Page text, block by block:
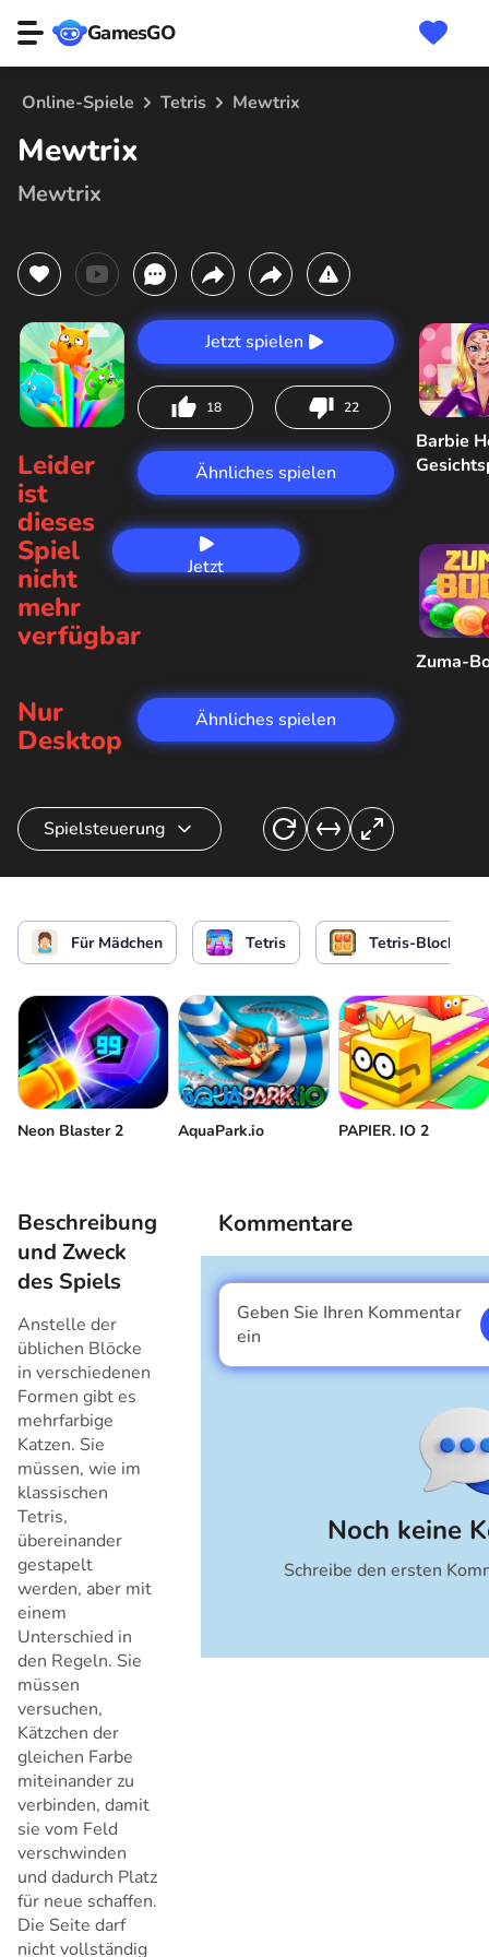
GamesGO
Online-Spiele Tetris Mewtrix
Mewtrix
Mewtrix
Jetzt
Jetzt spielen
18 22
Leider
ist
dieses
Spiel
nicht
mehr
verfügbar
Ähnliches spielen
Nur
Desktop
Ähnliches spielen
Barbie
Zuma-
Spielsteuerung
Katzen bewegen oder
Lass die Katzen fallen oder
Für Mädchen Tetris Tetris-Block
Neon Blaster 2 AquaPark.io PAPIER. IO 2
Beschreibung
und Zweck
des Spiels
Anstelle der
üblichen Blöcke
in verschiedenen
Formen gibt es
mehrfarbige
Katzen. Sie
müssen, wie im
klassischen
Tetris,
übereinander
gestapelt
werden, aber mit
einem
Unterschied in
den Regeln. Sie
müssen
versuchen,
Kätzchen der
gleichen Farbe
miteinander zu
verbinden, damit
sie vom Feld
verschwinden
und dadurch Platz
für neue schaffen.
Die Seite darf
nicht vollständig
Kommentare
Noch keine
Schreibe den ersten
Geben Sie Ihren Kommentar
ein
Abbrechen